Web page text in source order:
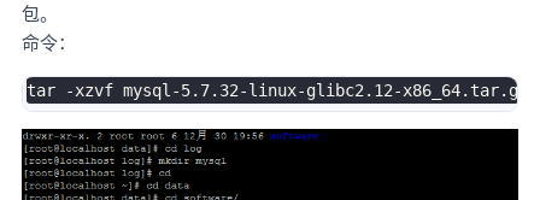
包。
命令：
tar -xzvf mysql -5.7.32-linux-glibc2 . 12-x86_64. tar.